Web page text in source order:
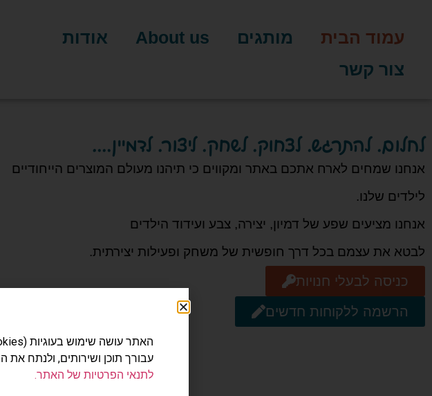
עמוד הבית מותגים About us
אודות
צור קשר
לחלום. להתרגש. לצחוק. לשחק. ליצור. לדמיין....
אנחנו שמחים לארח אתכם באתר ומקווים כי תיהנו מעולם המוצרים הייחודיים
לילדים שלנו.
אנחנו מציעים שפע של דמיון, יצירה, צבע ועידוד הילדים
לבטא את עצמם בכל דרך חופשית של משחק ופעילות יצירתית.
כניסה לבעלי חנויות
הרשמה ללקוחות חדשים
עבורך תוכן ושירותים, ולנתח
לתנאי הפרטיות של האתר.